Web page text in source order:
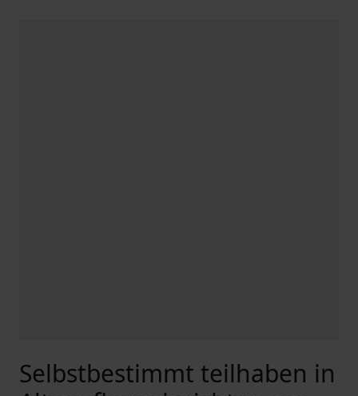
Selbstbestimmt teilhaben in